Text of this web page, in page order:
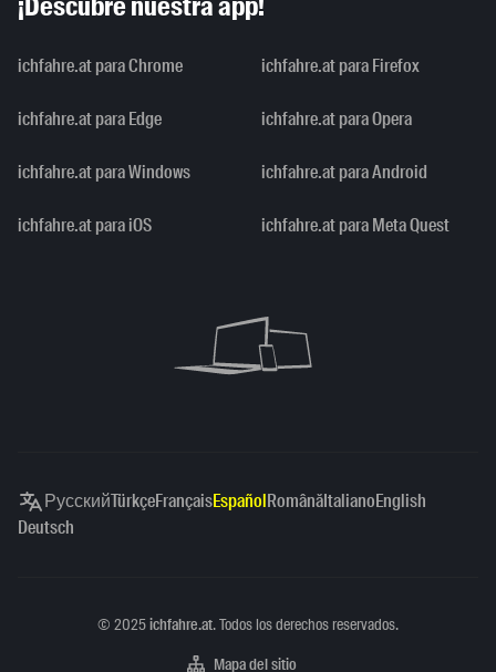
ichfahre.at para Chrome ichfahre.at para Firefox
ichfahre.at para Edge ichfahre.at para Opera
ichfahre.at para Windows ichfahre.at para Android
ichfahre.at para iOS ichfahre.at para Meta Quest
РусскийTürkçeFrançaisEspañolRomânăItalianoEnglish
Deutsch
Copyright
© 2025ichfahre.at. Todos los derechos reservados.
Mapa del sitio